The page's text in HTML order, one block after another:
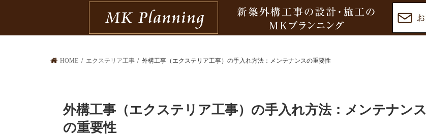
HOME エクステリア工事 外構工事（エクステリア工事）の手入れ方法：メンテナンスの重要性
外構工事（エクステリア工事）の手入れ方法：メンテナンス
の重要性